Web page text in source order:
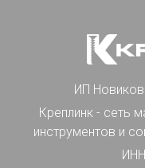
ИП
Креплинк - сеть
инструментов и